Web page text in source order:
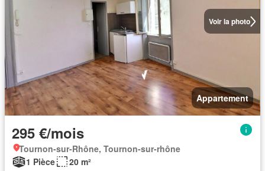
Voir la photo
Appartement
295 €/mois
Tournon-sur-Rhône, Tournon-sur-rhône
1 Pièce
20 m²